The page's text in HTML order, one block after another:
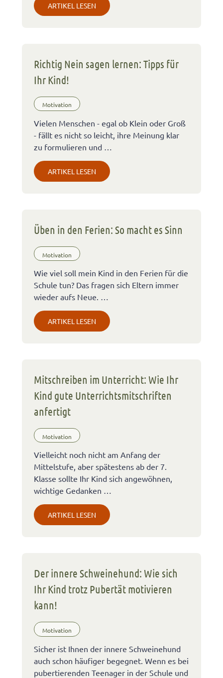
ARTIKEL LESEN
Richtig Nein sagen lernen: Tipps für
Ihr Kind!
Motivation
Vielen Menschen - egal ob Klein oder Groß
- fällt es nicht so leicht, ihre Meinung klar
zu formulieren und …
ARTIKEL LESEN
Üben in den Ferien: So macht es Sinn
Motivation
Wie viel soll mein Kind in den Ferien für die
Schule tun? Das fragen sich Eltern immer
wieder aufs Neue. …
ARTIKEL LESEN
Mitschreiben im Unterricht: Wie Ihr
Kind gute Unterrichtsmitschriften
anfertigt
Motivation
Vielleicht noch nicht am Anfang der
Mittelstufe, aber spätestens ab der 7.
Klasse sollte Ihr Kind sich angewöhnen,
wichtige Gedanken …
ARTIKEL LESEN
Der innere Schweinehund: Wie sich
Ihr Kind trotz Pubertät motivieren
kann!
Motivation
Sicher ist Ihnen der innere Schweinehund
auch schon häufiger begegnet. Wenn es bei
pubertierenden Teenager in der Schule und